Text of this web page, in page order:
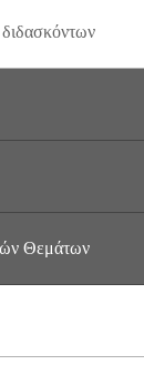
διδασκόντων
Θεμάτων